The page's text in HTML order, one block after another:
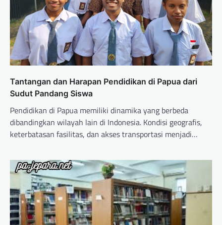
Tantangan dan Harapan Pendidikan di Papua dari
Sudut Pandang Siswa
Pendidikan di Papua memiliki dinamika yang berbeda
dibandingkan wilayah lain di Indonesia. Kondisi geografis,
keterbatasan fasilitas, dan akses transportasi menjadi…